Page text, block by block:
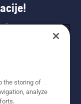
the storing of
analyze